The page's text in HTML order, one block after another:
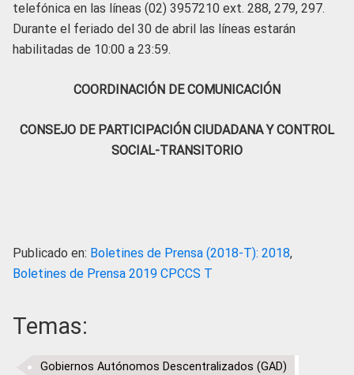
telefónica en las líneas (02) 3957210 ext. 288, 279, 297.
Durante el feriado del 30 de abril las líneas estarán
habilitadas de 10:00 a 23:59.
COORDINACIÓN DE COMUNICACIÓN
CONSEJO DE PARTICIPACIÓN CIUDADANA Y CONTROL
SOCIAL-TRANSITORIO
Publicado en: Boletines de Prensa (2018-T): 2018,
Boletines de Prensa 2019 CPCCS T
Temas:
Gobiernos Autónomos Descentralizados (GAD)